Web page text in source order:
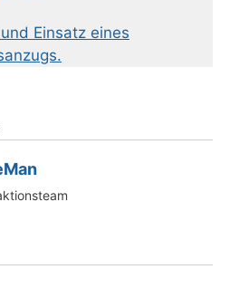
Einsatz eines